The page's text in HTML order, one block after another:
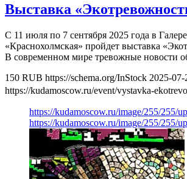
Выставка
С 11 июля по 7 сентября 2025 года в
«Краснохолмская» пройдет выставка
В современном мире тревожные новости
150 RUB https://schema.org/InStock 2025-
https://kudamoscow.ru/event/vystavka-
https://kudamoscow.ru/image/255/255/
https://kudamoscow.ru/image/255/255/